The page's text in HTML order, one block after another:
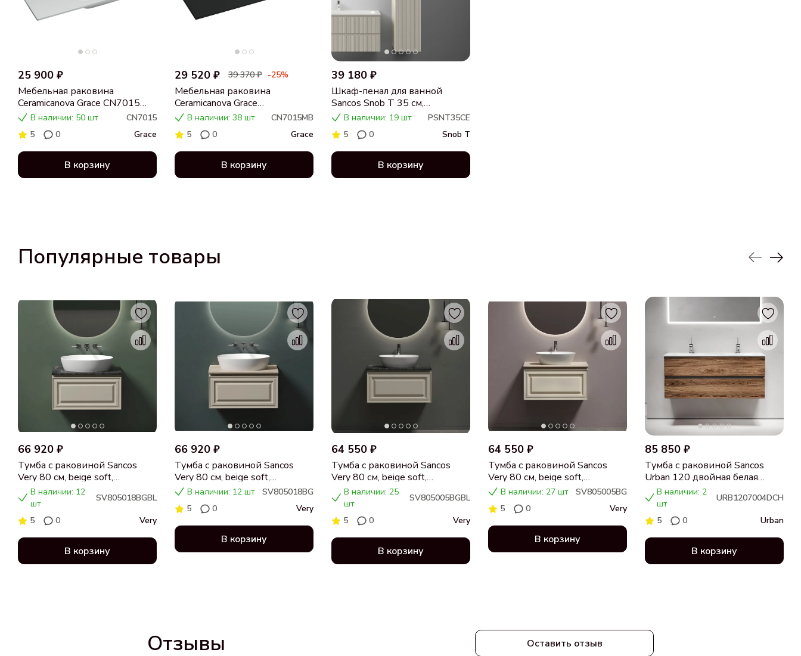
25 900 ₽
Мебельная раковина
Ceramicanova Grace CN7015
100В наличии: 50 шт
CN7015
5
0 Grace
В корзину
29 520 ₽ 39 370 ₽ -25%
Мебельная раковина
Ceramicanova Grace
прямоугольная черная
матовая 101 см CN7015MB
В наличии: 38 шт
CN7015MB
5
0 Grace
В корзину
39 180 ₽
Шкаф-пенал для ванной
Sancos Snob T 35 см,
универсальный, Beige soft
(капучино)
В наличии: 19 шт
PSNT35CE
5
0 Snob T
В корзину
Популярные товары
66 920 ₽
Тумба с раковиной Sancos
Very 80 см, beige soft,
столешница черный мрамор,
раковина CN5018
В наличии: 12
шт
SV805018BGBL
5
0 Very
В корзину
66 920 ₽
Тумба с раковиной Sancos
Very 80 см, beige soft,
столешница бежевая,
раковина CN5018
В наличии: 12 шт
SV805018BG
5
0 Very
В корзину
64 550 ₽
Тумба с раковиной Sancos
Very 80 см, beige soft,
столешница черный мрамор,
раковина CN5005
В наличии: 25
шт
SV805005BGBL
5
0 Very
В корзину
64 550 ₽
Тумба с раковиной Sancos
Very 80 см, beige soft,
столешница бежевая,
раковина CN5005
В наличии: 27 шт
SV805005BG
5
0 Very
В корзину
85 850 ₽
Тумба с раковиной Sancos
Urban 120 двойная белая
раковина CN7004, дуб
чарльстон
В наличии: 2
шт
URB1207004DCH
5
0 Urban
В корзину
Отзывы Оставить отзыв